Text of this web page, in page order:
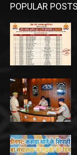
POPULAR POSTS